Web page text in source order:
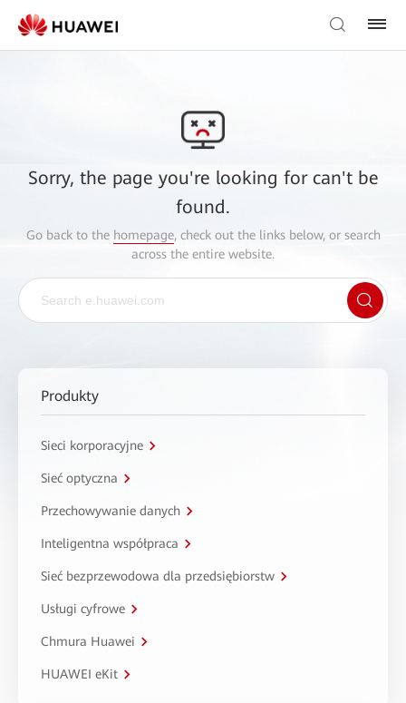
Sorry, the page you're looking for can't be
found.
Go back to the homepage, check out the links below, or search
across the entire website.
Produkty
Sieci korporacyjne
Sieć optyczna
Przechowywanie danych
Inteligentna współpraca
Sieć bezprzewodowa dla przedsiębiorstw
Usługi cyfrowe
Chmura Huawei
HUAWEI eKit